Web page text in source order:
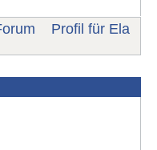
Profil für Ela